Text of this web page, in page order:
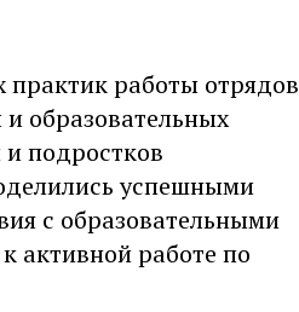
работы отрядов
образовательных
подростков
успешными
с образовательными
активной работе по